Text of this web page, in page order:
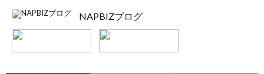
NAPBIZブログ